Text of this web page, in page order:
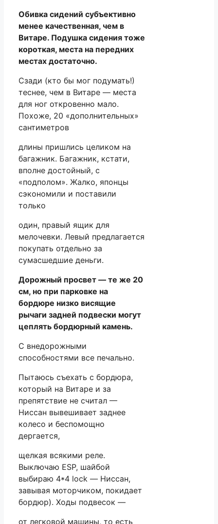
Обивка сидений субъективно
менее качественная, чем в
Витаре. Подушка сидения тоже
короткая, места на передних
местах достаточно.
Сзади (кто бы мог подумать!)
теснее, чем в Витаре — места
для ног откровенно мало.
Похоже, 20 «дополнительных»
сантиметров
длины пришлись целиком на
багажник. Багажник, кстати,
вполне достойный, с
«подполом». Жалко, японцы
сэкономили и поставили
только
один, правый ящик для
мелочевки. Левый предлагается
покупать отдельно за
сумасшедшие деньги.
Дорожный просвет — те же 20
см, но при парковке на
бордюре низко висящие
рычаги задней подвески могут
цеплять бордюрный камень.
С внедорожными
способностями все печально.
Пытаюсь съехать с бордюра,
который на Витаре и за
препятствие не считал —
Ниссан вывешивает заднее
колесо и беспомощно
дергается,
щелкая всякими реле.
Выключаю ESP, шайбой
выбираю 4*4 lock — Ниссан,
завывая моторчиком, покидает
бордюр). Ходы подвесок —
от легковой машины, то есть